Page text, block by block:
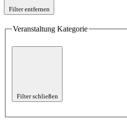
Filter entfernen
Veranstaltung Kategorie
Filter schließen